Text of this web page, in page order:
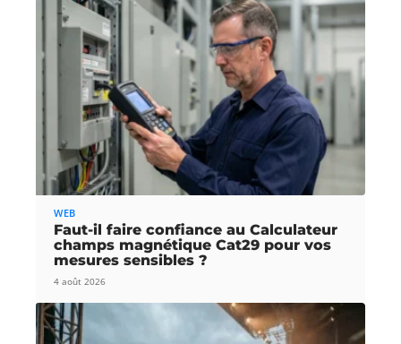
WEB
Faut-il faire confiance au Calculateur
champs magnétique Cat29 pour vos
mesures sensibles ?
4 août 2026